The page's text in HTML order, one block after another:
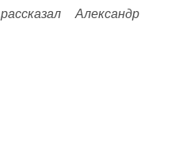
Александр